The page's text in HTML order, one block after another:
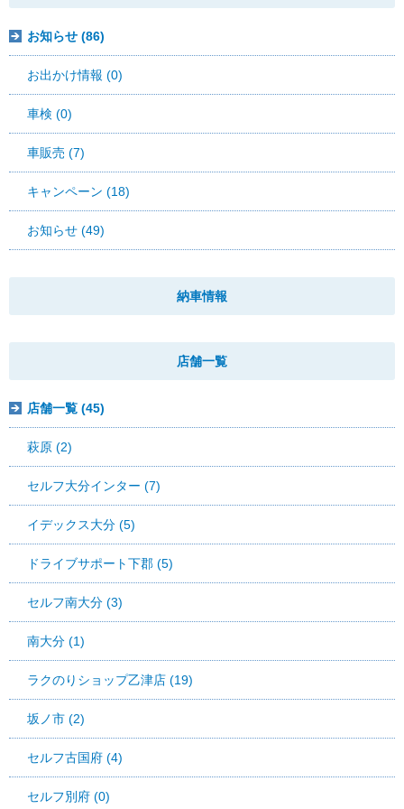
お知らせ (86)
お出かけ情報 (0)
車検 (0)
車販売 (7)
キャンペーン (18)
お知らせ (49)
納車情報
店舗一覧
店舗一覧 (45)
萩原 (2)
セルフ大分インター (7)
イデックス大分 (5)
ドライブサポート下郡 (5)
セルフ南大分 (3)
南大分 (1)
ラクのりショップ乙津店 (19)
坂ノ市 (2)
セルフ古国府 (4)
セルフ別府 (0)